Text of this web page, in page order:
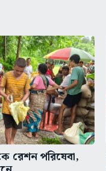
রেশন পরিষেবা,